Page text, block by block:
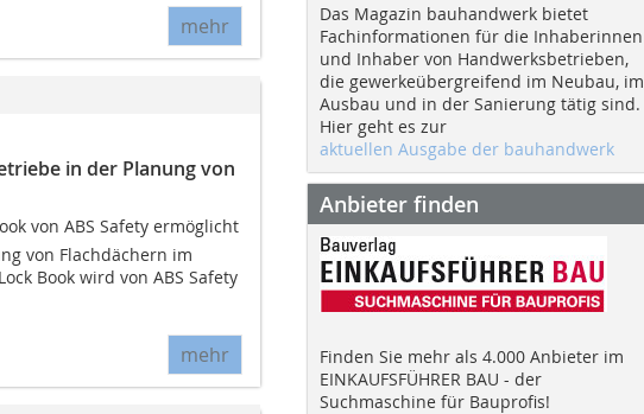
mehr
in der Planung von
von ABS Safety ermöglicht
von Flachdächern im
Book wird von ABS Safety
mehr
Das Magazin bauhandwerk bietet
Fachinformationen für die Inhaberinnen
und Inhaber von Handwerksbetrieben,
die gewerkeübergreifend im Neubau, im
Ausbau und in der Sanierung tätig sind.
Hier geht es zur
aktuellen Ausgabe der bauhandwerk
Anbieter finden
Finden Sie mehr als 4.000 Anbieter im
EINKAUFSFÜHRER BAU - der
Suchmaschine für Bauprofis!